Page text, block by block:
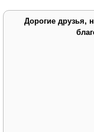
Дорогие друзья,